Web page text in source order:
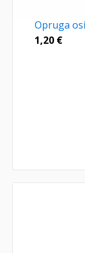
Opruga
1,20 €